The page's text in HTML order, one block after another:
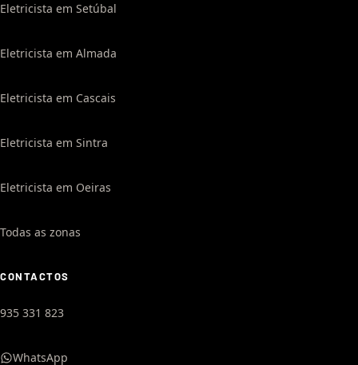
Eletricista em Setúbal
Eletricista em Almada
Eletricista em Cascais
Eletricista em Sintra
Eletricista em Oeiras
Todas as zonas
CONTACTOS
935 331 823
WhatsApp